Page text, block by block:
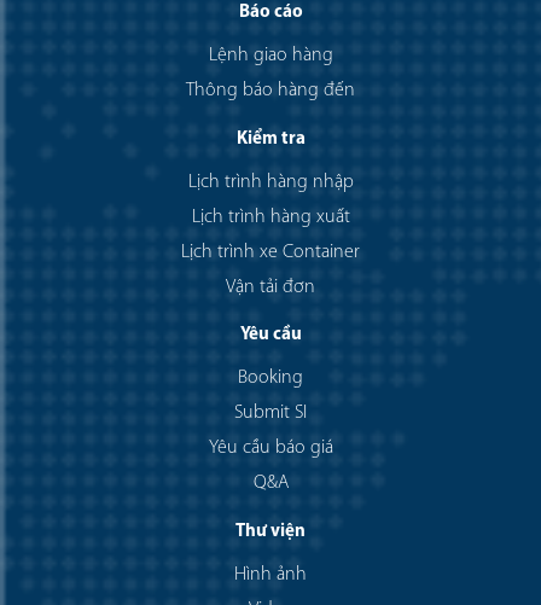
Báo cáo
Lệnh giao hàng
Thông báo hàng đến
Kiểm tra
Lịch trình hàng nhập
Lịch trình hàng xuất
Lịch trình xe Container
Vận tải đơn
Yêu cầu
Booking
Submit SI
Yêu cầu báo giá
Q&A
Thư viện
Hình ảnh